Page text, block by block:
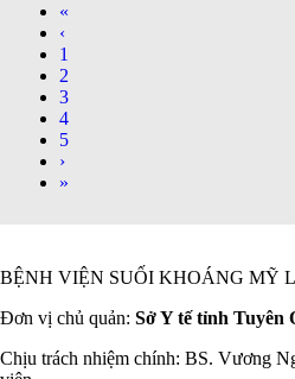
«
‹
1
2
3
4
5
›
»
BỆNH VIỆN SUỐI KHOÁNG MỸ
Đơn vị chủ quản: Sở Y tế tỉnh Tuyên
Chịu trách nhiệm chính: BS. Vương